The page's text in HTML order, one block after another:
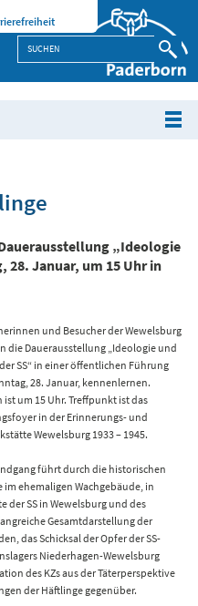
„Ideologie
28. Januar, um 15 Uhr in
und Besucher der Wewelsburg
die Dauerausstellung „Ideologie und
SS“ in einer öffentlichen Führung
28. Januar, kennenlernen.
ist um 15 Uhr. Treffpunkt ist das
in der Erinnerungs- und
Wewelsburg 1933 – 1945.
führt durch die historischen
im ehemaligen Wachgebäude, in
der SS in Wewelsburg und des
Gesamtdarstellung der
das Schicksal der Opfer der SS-
Niederhagen-Wewelsburg
des KZs aus der Täterperspektive
der Häftlinge gegenüber.